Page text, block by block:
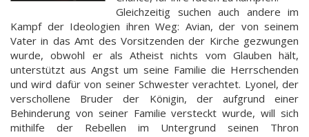
Gleichzeitig suchen auch andere im
Kampf der Ideologien ihren Weg: Avian, der von seinem
Vater in das Amt des Vorsitzenden der Kirche gezwungen
wurde, obwohl er als Atheist nichts vom Glauben hält,
unterstützt aus Angst um seine Familie die Herrschenden
und wird dafür von seiner Schwester verachtet. Lyonel, der
verschollene Bruder der Königin, der aufgrund einer
Behinderung von seiner Familie versteckt wurde, will sich
mithilfe der Rebellen im Untergrund seinen Thron